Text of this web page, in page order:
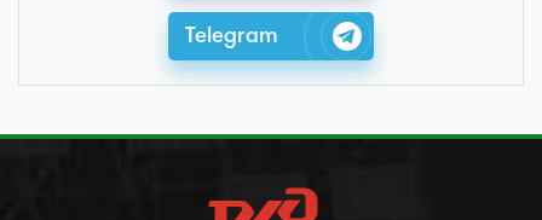
Telegram